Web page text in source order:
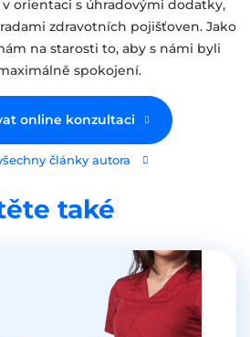
orientaci s úhradovými dodatky,
zdravotních pojišťoven. Jako
na starosti to, aby s námi byli
spokojení.
online konzultaci
články autora
také